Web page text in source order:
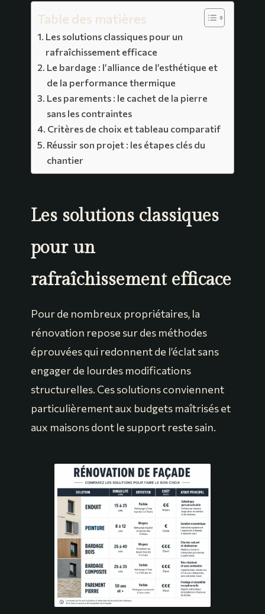
Table des matières
Les solutions classiques pour un
rafraîchissement efficace
Le bardage : l’alliance de l’esthétique et
de la performance thermique
Les parements : le cachet de la pierre
sans les contraintes
Critères de choix et tableau comparatif
Réussir son projet : les étapes clés du
chantier
Les solutions classiques
pour un
rafraîchissement efficace
Pour de nombreux propriétaires, la
rénovation repose sur des méthodes
éprouvées qui redonnent de l’éclat sans
engager de lourdes modifications
structurelles. Ces solutions conviennent
particulièrement aux budgets maîtrisés et
aux maisons dont le support reste sain.